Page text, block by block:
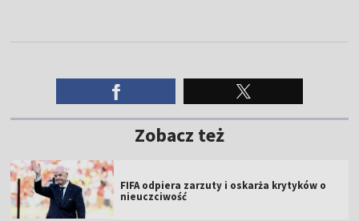
Zobacz też
FIFA odpiera zarzuty i oskarża krytyków o
nieuczciwość